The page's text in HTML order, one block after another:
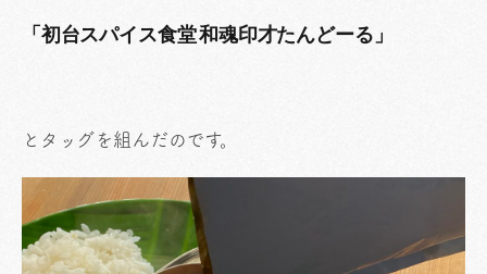
「初台スパイス食堂 和魂印才たんどーる」
とタッグを組んだのです。